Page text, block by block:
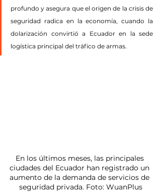
profundo y asegura que el origen de la crisis de
seguridad radica en la economía, cuando la
dolarización convirtió a Ecuador en la sede
logística principal del tráfico de armas.
En los últimos meses, las principales
ciudades del Ecuador han registrado un
aumento de la demanda de servicios de
seguridad privada. Foto: WuanPlus